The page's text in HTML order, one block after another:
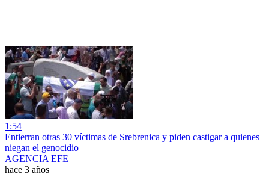
1:54
Entierran otras 30 víctimas de Srebrenica y piden castigar a quienes
niegan el genocidio
AGENCIA EFE
hace 3 años